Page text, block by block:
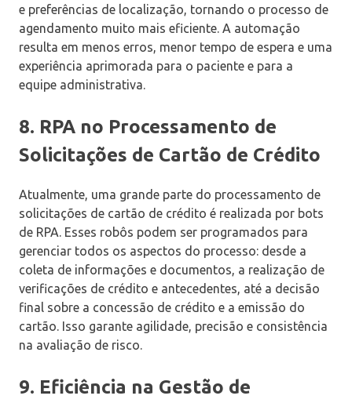
e preferências de localização, tornando o processo de
agendamento muito mais eficiente. A automação
resulta em menos erros, menor tempo de espera e uma
experiência aprimorada para o paciente e para a
equipe administrativa.
8. RPA no Processamento de
Solicitações de Cartão de Crédito
Atualmente, uma grande parte do processamento de
solicitações de cartão de crédito é realizada por bots
de RPA. Esses robôs podem ser programados para
gerenciar todos os aspectos do processo: desde a
coleta de informações e documentos, a realização de
verificações de crédito e antecedentes, até a decisão
final sobre a concessão de crédito e a emissão do
cartão. Isso garante agilidade, precisão e consistência
na avaliação de risco.
9. Eficiência na Gestão de